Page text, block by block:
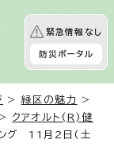
緊急情報なし
防災ポータル
> 緑区の魅力
>
クアオルト(R)健
ング 11月2日(土